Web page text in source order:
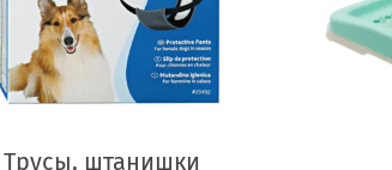
Трусы, штанишки